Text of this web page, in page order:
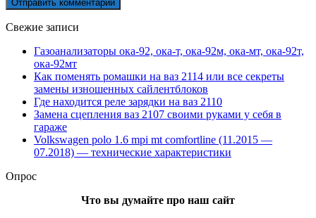
Свежие записи
Газоанализаторы ока-92, ока-т, ока-92м, ока-мт, ока-92т,
ока-92мт
Как поменять ромашки на ваз 2114 или все секреты
замены изношенных сайлентблоков
Где находится реле зарядки на ваз 2110
Замена сцепления ваз 2107 своими руками у себя в
гараже
Volkswagen polo 1.6 mpi mt comfortline (11.2015 —
07.2018) — технические характеристики
Опрос
Что вы думайте про наш сайт